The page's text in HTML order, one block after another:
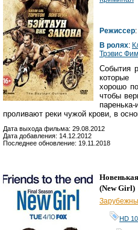
Режиссер:
В ролях:
Трэвис
События
хорошо
чтобы
проливают реки чужой крови, в
Дата выхода фильма: 29.08.2012
Дата добавления: 14.12.2012
Последнее обновление: 19.11.2018
Новенькая
(New Girl)
HD